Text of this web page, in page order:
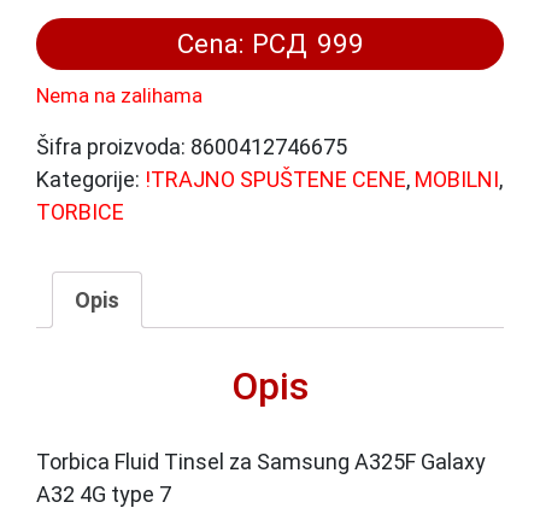
Cena: РСД 999
Nema na zalihama
Šifra proizvoda: 8600412746675
Kategorije: !TRAJNO SPUŠTENE CENE, MOBILNI,
TORBICE
Opis
Opis
Torbica Fluid Tinsel za Samsung A325F Galaxy
A32 4G type 7